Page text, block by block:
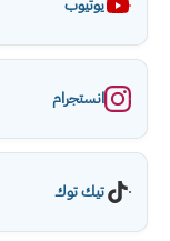
انستجرام
تيك توك